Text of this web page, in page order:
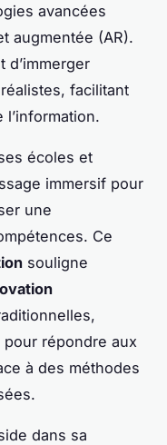
avancées
augmentée (AR).
d’immerger
facilitant
écoles et
immersif pour
une
Ce
souligne
répondre aux
à des méthodes
dans sa